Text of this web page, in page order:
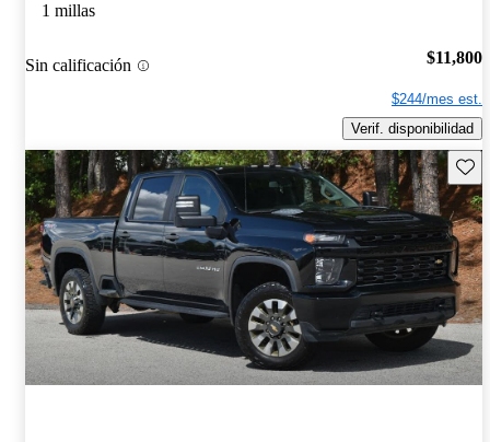
1 millas
Sin calificación $11,800
$244/mes est.
Verif. disponibilidad